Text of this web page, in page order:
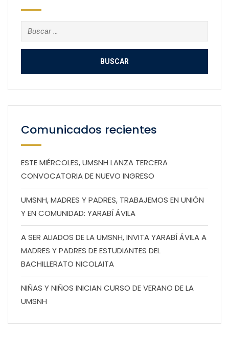
Buscar:
Comunicados recientes
ESTE MIÉRCOLES, UMSNH LANZA TERCERA
CONVOCATORIA DE NUEVO INGRESO
UMSNH, MADRES Y PADRES, TRABAJEMOS EN UNIÓN
Y EN COMUNIDAD: YARABÍ ÁVILA
A SER ALIADOS DE LA UMSNH, INVITA YARABÍ ÁVILA A
MADRES Y PADRES DE ESTUDIANTES DEL
BACHILLERATO NICOLAITA
NIÑAS Y NIÑOS INICIAN CURSO DE VERANO DE LA
UMSNH